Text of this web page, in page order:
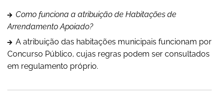
Como funciona a atribuição de Habitações de
Arrendamento Apoiado?
A atribuição das habitações municipais funcionam por
Concurso Público, cujas regras podem ser consultados
em regulamento próprio.